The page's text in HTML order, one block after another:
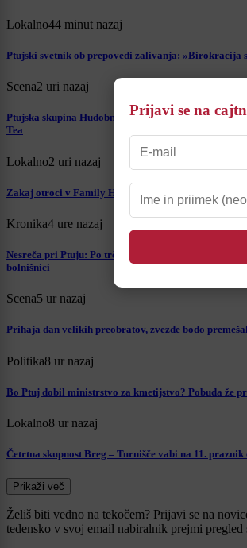
Lokalno44 minut nazaj
Ptujski svetnik ob prepovedi zalivanja: »Birokracija
Scena2 uri nazaj
Ptujska skupina Hudobni Volk napoveduje jubilejni
Tea
Lokalno2 uri nazaj
Zakaj otroci v Family Hotelu Vilinia pozabijo na
Kronika4 ure nazaj
Nesreča pri Ptuju: Po trčenju avtomobila in motorja
bolnišnici
Scena5 ur nazaj
Prihaja dan velikih preobratov, zvezde bodo
Politika8 ur nazaj
Bo Ptuj dobil ministrstvo za kmetijstvo? Pobuda že
Lokalno8 ur nazaj
Četrtna skupnost Breg – Turnišče vabi na 11. praznik
Prikaži več
Želiš biti vedno na tekočem? Prijavi se na
tedensko v svoj email nabiralnik prejmi pregled
Prijavi se na